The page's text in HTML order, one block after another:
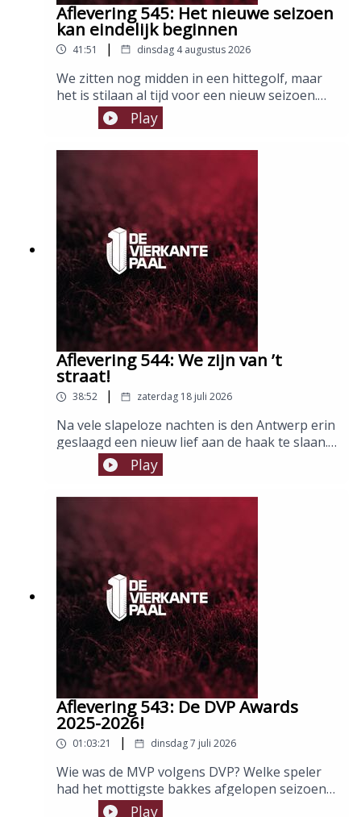
Aflevering 545: Het nieuwe seizoen
kan eindelijk beginnen
41:51 | dinsdag 4 augustus 2026
We zitten nog midden in een hittegolf, maar
het is stilaan al tijd voor een nieuw seizoen.
Met een nieuwe eigenaar, een nieuwe coach
en heel wat nieuwe spelers. Maar nog steeds
met dezelfde gezichten, waarvan er twee net
weekendje Londen.Host: YoniGasten: Dirk en
Play
Aflevering 544: We zijn van ’t
straat!
38:52 | zaterdag 18 juli 2026
Na vele slapeloze nachten is den Antwerp erin
geslaagd een nieuw lief aan de haak te slaan.
De charmes van de Great Old zijn
onweerstaanbaar. En gelukkig dat wij allemaal
zijn!Host: Dave Van MeelPanel: Duncan
Yoni Van Looveren
Play
Aflevering 543: De DVP Awards
2025-2026!
01:03:21 | dinsdag 7 juli 2026
Wie was de MVP volgens DVP? Welke speler
had het mottigste bakkes afgelopen seizoen?
En wie trapte de lekkerste goal tegen de
Play